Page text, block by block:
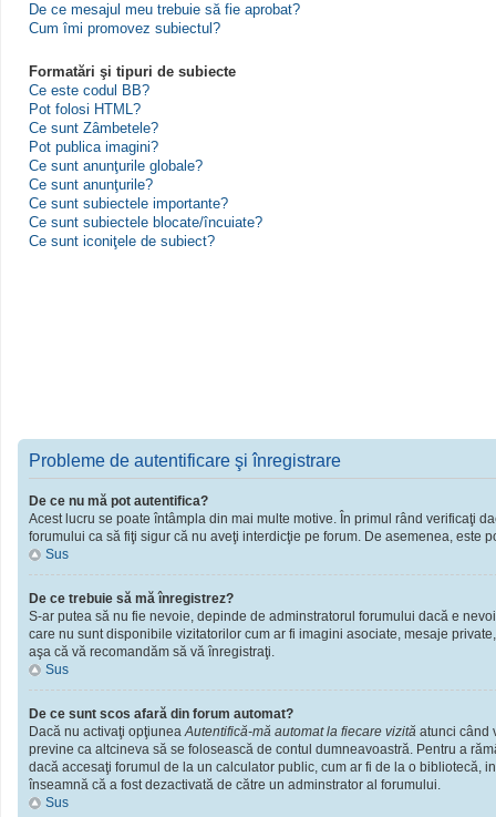
De ce mesajul meu trebuie să fie aprobat?
Cum îmi promovez subiectul?
Formatări şi tipuri de subiecte
Ce este codul BB?
Pot folosi HTML?
Ce sunt Zâmbetele?
Pot publica imagini?
Ce sunt anunţurile globale?
Ce sunt anunţurile?
Ce sunt subiectele importante?
Ce sunt subiectele blocate/încuiate?
Ce sunt iconiţele de subiect?
Probleme de autentificare şi înregistrare
De ce nu mă pot autentifica?
Acest lucru se poate întâmpla din mai multe motive. În primul rând verificaţi
forumului ca să fiţi sigur că nu aveţi interdicţie pe forum. De asemenea,
Sus
De ce trebuie să mă înregistrez?
S-ar putea să nu fie nevoie, depinde de adminstratorul forumului dacă e
care nu sunt disponibile vizitatorilor cum ar fi imagini asociate, mesaje
aşa că vă recomandăm să vă înregistraţi.
Sus
De ce sunt scos afară din forum automat?
Dacă nu activaţi opţiuneaAutentifică-mă automat la fiecare vizită atunci când
previne ca altcineva să se folosească de contul dumneavoastră. Pentru a
dacă accesaţi forumul de la un calculator public, cum ar fi de la o bibliotecă,
înseamnă că a fost dezactivată de către un adminstrator al forumului.
Sus